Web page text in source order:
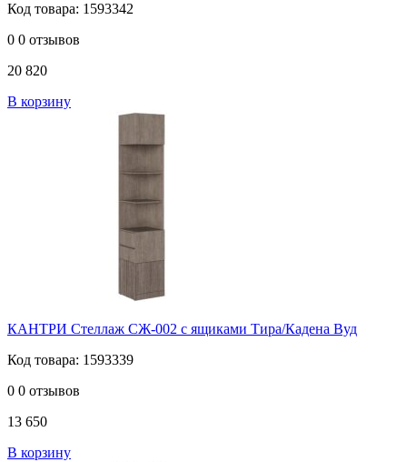
Код товара: 1593342
0 0 отзывов
20 820
В корзину
КАНТРИ Стеллаж СЖ-002 с ящиками Тира/Кадена Вуд
Код товара: 1593339
0 0 отзывов
13 650
В корзину